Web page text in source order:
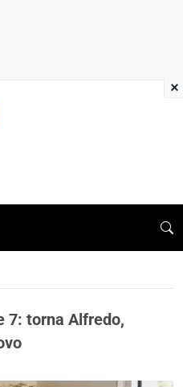
7: torna Alfredo,
×